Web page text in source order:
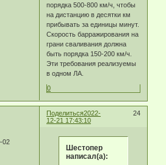
порядка 500-800 км/ч, чтобы
на дистанцию в десятки км
прибывать за единицы минут.
Скорость барражирования на
грани сваливания должна
быть порядка 150-200 км/ч.
Эти требования реализуемы
в одном ЛА.
0
Поделиться 24
2022-
12-21 17:43:10
02
Шестопер
написал(а):